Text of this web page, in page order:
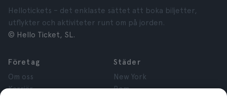
Hellotickets – det enklaste sättet att boka biljetter,
utflykter och aktiviteter runt om på jorden.
© Hello Ticket, SL.
Företag
Om oss
Karriär
Städer
New York
Rom